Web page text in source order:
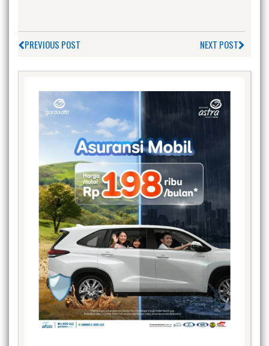
PREVIOUS POST NEXT POST